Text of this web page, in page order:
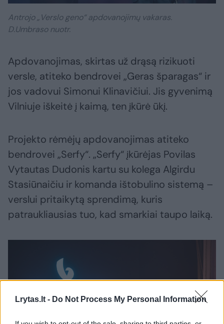
Lrytas.lt - Do Not Process My Personal Information
Antrojo „Verslo geno“ apdovanojimų vakaras.
D.Umbraso nuotr.
Apdovanojimas, skirtas už drąsą rizikuoti
versle, atiteko bendrovei „Geras šparagas“ ir
jos vadovui Simonui Klinavičiui. Jis gyvenimą
Vilniuje iškeitė į kaimą, ten įkūrė ūkį.
Projekto rėmėjų apdovanojimas atiteko
bendrovei „Serfy“. „Serfy“ įkūrėjas Povilas
Vytautas Dudonis kartu su kolega Algirdu
Stasiūnaičiu ir komanda ištobulino sistemą –
verslui pritaikytą sprendimą, kuris
patraukliausias tuo, kad smarkiai taupo laiką.